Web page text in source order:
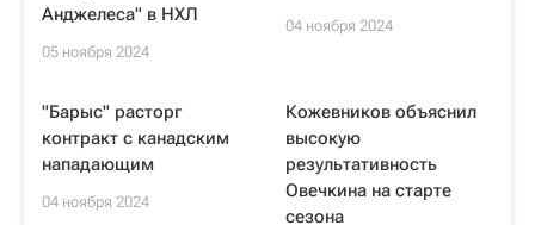
Анджелеса" в НХЛ
05 ноября 2024
04 ноября 2024
"Барыс" расторг
контракт с канадским
нападающим
04 ноября 2024
Кожевников объяснил
высокую
результативность
Овечкина на старте
сезона